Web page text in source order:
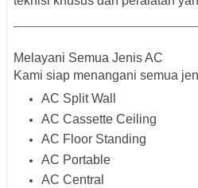
Melayani Semua Jenis AC
Kami siap menangani semua
AC Split Wall
AC Cassette Ceiling
AC Floor Standing
AC Portable
AC Central